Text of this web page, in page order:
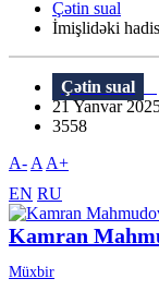
Çətin sual
İmişlidəki
Çətin sual
21 Yanvar
3558
A- A A+
EN RU
Kamran
Müxbir